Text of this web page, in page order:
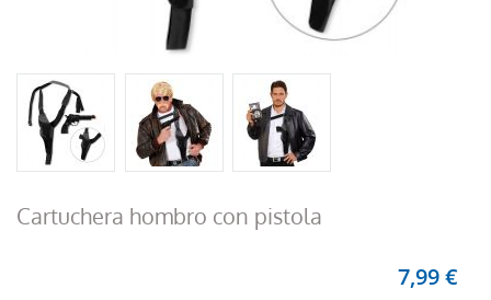
Cartuchera hombro con pistola
7,99 €